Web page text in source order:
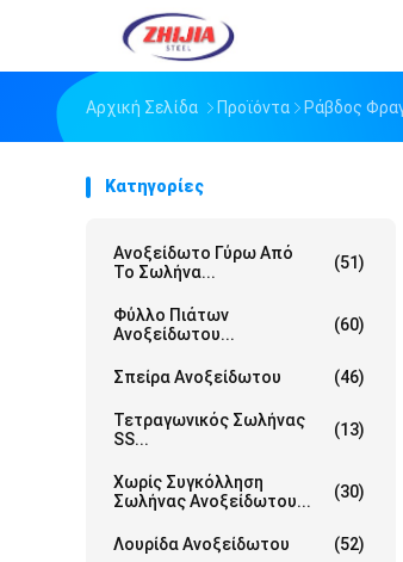
Αρχική Σελίδα Προϊόντα Ράβδος
Κατηγορίες
Ανοξείδωτο Γύρω Από
Το Σωλήνα...
(51)
Φύλλο Πιάτων
Ανοξείδωτου...
(60)
Σπείρα Ανοξείδωτου (46)
Τετραγωνικός Σωλήνας
SS...
(13)
Χωρίς Συγκόλληση
Σωλήνας Ανοξείδωτου...
(30)
Λουρίδα Ανοξείδωτου (52)